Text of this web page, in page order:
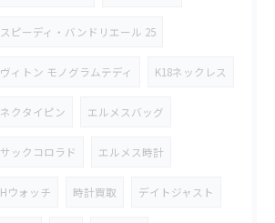
スピーディ・バンドリエール 25
ヴィトン モノグラムテディ K18ネックレス
ネクタイピン エルメスバッグ
サックコロラド エルメス時計
Hウォッチ 時計買取 デイトジャスト